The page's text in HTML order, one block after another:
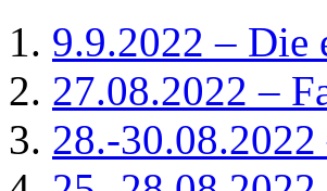
9.9.2022 – Die
27.08.2022 –
28.-30.08.2022